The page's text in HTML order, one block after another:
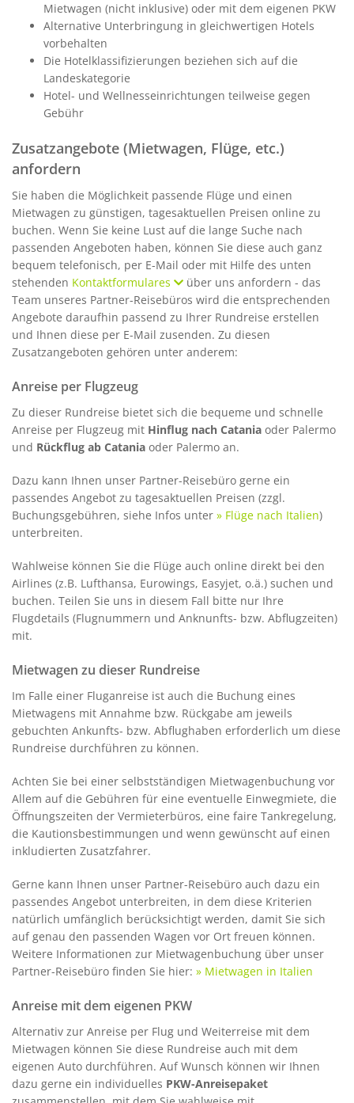
Mietwagen (nicht inklusive) oder mit dem eigenen PKW
Alternative Unterbringung in gleichwertigen Hotels
vorbehalten
Die Hotelklassifizierungen beziehen sich auf die
Landeskategorie
Hotel- und Wellnesseinrichtungen teilweise gegen
Gebühr
Zusatzangebote (Mietwagen, Flüge, etc.)
anfordern
Sie haben die Möglichkeit passende Flüge und einen
Mietwagen zu günstigen, tagesaktuellen Preisen online zu
buchen. Wenn Sie keine Lust auf die lange Suche nach
passenden Angeboten haben, können Sie diese auch ganz
bequem telefonisch, per E-Mail oder mit Hilfe des unten
stehenden Kontaktformulares
über uns anfordern - das
Team unseres Partner-Reisebüros wird die entsprechenden
Angebote daraufhin passend zu Ihrer Rundreise erstellen
und Ihnen diese per E-Mail zusenden. Zu diesen
Zusatzangeboten gehören unter anderem:
Anreise per Flugzeug
Zu dieser Rundreise bietet sich die bequeme und schnelle
Anreise per Flugzeug mit Hinflug nach Catania oder Palermo
und Rückflug ab Catania oder Palermo an.
Dazu kann Ihnen unser Partner-Reisebüro gerne ein
passendes Angebot zu tagesaktuellen Preisen (zzgl.
Buchungsgebühren, siehe Infos unter » Flüge nach Italien)
unterbreiten.
Wahlweise können Sie die Flüge auch online direkt bei den
Airlines (z.B. Lufthansa, Eurowings, Easyjet, o.ä.) suchen und
buchen. Teilen Sie uns in diesem Fall bitte nur Ihre
Flugdetails (Flugnummern und Anknunfts- bzw. Abflugzeiten)
mit.
Mietwagen zu dieser Rundreise
Im Falle einer Fluganreise ist auch die Buchung eines
Mietwagens mit Annahme bzw. Rückgabe am jeweils
gebuchten Ankunfts- bzw. Abflughaben erforderlich um diese
Rundreise durchführen zu können.
Achten Sie bei einer selbstständigen Mietwagenbuchung vor
Allem auf die Gebühren für eine eventuelle Einwegmiete, die
Öffnungszeiten der Vermieterbüros, eine faire Tankregelung,
die Kautionsbestimmungen und wenn gewünscht auf einen
inkludierten Zusatzfahrer.
Gerne kann Ihnen unser Partner-Reisebüro auch dazu ein
passendes Angebot unterbreiten, in dem diese Kriterien
natürlich umfänglich berücksichtigt werden, damit Sie sich
auf genau den passenden Wagen vor Ort freuen können.
Weitere Informationen zur Mietwagenbuchung über unser
Partner-Reisebüro finden Sie hier: » Mietwagen in Italien
Anreise mit dem eigenen PKW
Alternativ zur Anreise per Flug und Weiterreise mit dem
Mietwagen können Sie diese Rundreise auch mit dem
eigenen Auto durchführen. Auf Wunsch können wir Ihnen
dazu gerne ein individuelles PKW-Anreisepaket